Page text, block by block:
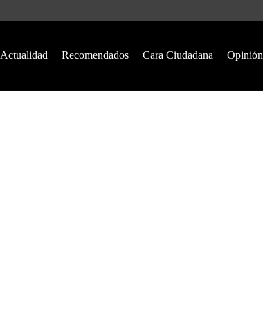
Actualidad Recomendados Cara Ciudadana Opinión